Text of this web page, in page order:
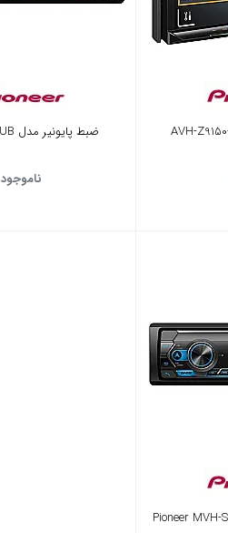
ضبط پایونیر مدل DEH-S1250UB
ناموجود